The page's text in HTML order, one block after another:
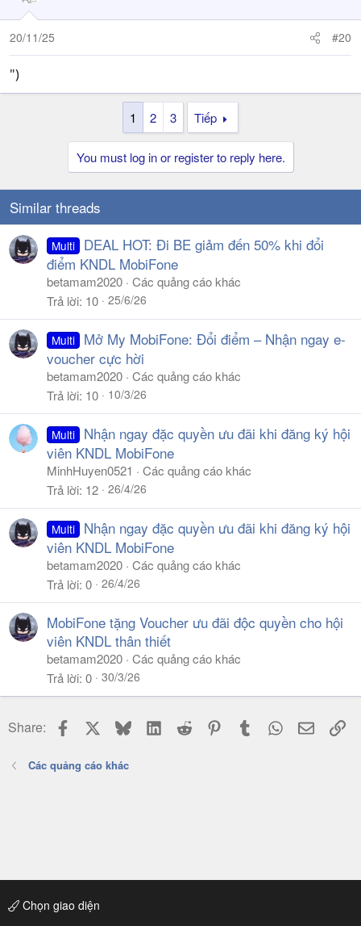
20/11/25 #20
")
1 2 3 Tiếp
You must log in or register to reply here.
Similar threads
Multi
DEAL HOT: Đi BE giảm đến 50% khi đổi
điểm KNDL MobiFone
betamam2020 Các quảng cáo khác
Trả lời 10 25/6/26
Multi
Mở My MobiFone: Đổi điểm – Nhận ngay e-
voucher cực hời
betamam2020 Các quảng cáo khác
Trả lời 10 10/3/26
Multi
Nhận ngay đặc quyền ưu đãi khi đăng ký hội
viên KNDL MobiFone
MinhHuyen0521
Các quảng cáo khác
Trả lời 12 26/4/26
Multi
Nhận ngay đặc quyền ưu đãi khi đăng ký hội
viên KNDL MobiFone
betamam2020 Các quảng cáo khác
Trả lời 0 26/4/26
MobiFone tặng Voucher ưu đãi độc quyền cho hội
viên KNDL thân thiết
betamam2020 Các quảng cáo khác
Trả lời 0 30/3/26
Share: Facebook BlueskyLinkedIn
Reddit PinterestTumblr WhatsApp
Email
Các quảng cáo khác
Chọn giao diện